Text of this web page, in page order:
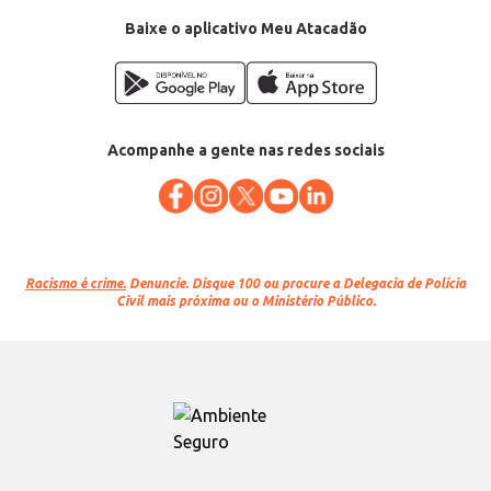
Baixe o aplicativo Meu Atacadão
Acompanhe a gente nas redes sociais
Racismo é crime. Denuncie. Disque 100 ou procure a Delegacia de Polícia
Civil mais próxima ou o Ministério Público.